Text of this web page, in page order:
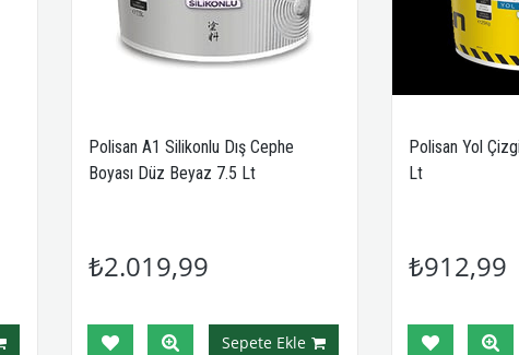
Polisan A1 Silikonlu Dış Cephe
Boyası Düz Beyaz 7.5 Lt
₺2.019,99
Sepete Ekle
Polisan Yol
Lt
₺912,99